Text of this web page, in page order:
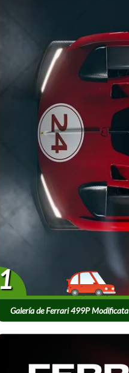
Galería de Ferrari 499P Modificata
1